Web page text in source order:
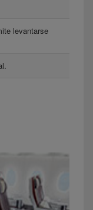
levantarse